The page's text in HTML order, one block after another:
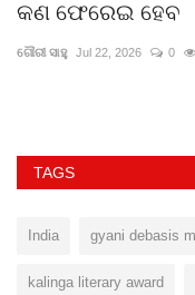
କଣ ଫେରେଇ ହେବ
ଗୌରୀ ସାହୁ Jul 22, 2026 0
TAGS
India gyani debasis
kalinga literary award